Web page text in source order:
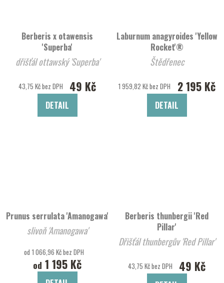
Berberis x otawensis
'Superba'
dřišťál ottawský 'Superba'
43,75 Kč bez DPH 49 Kč
DETAIL
Laburnum anagyroides 'Yellow
Rocket'®
Štědřenec
1 959,82 Kč bez DPH 2 195 Kč
DETAIL
Prunus serrulata 'Amanogawa'
slivoň 'Amanogawa'
od 1 066,96 Kč bez DPH
od 1 195 Kč
Berberis thunbergii 'Red
Pillar'
Dřišťál thunbergův 'Red Pillar'
43,75 Kč bez DPH 49 Kč